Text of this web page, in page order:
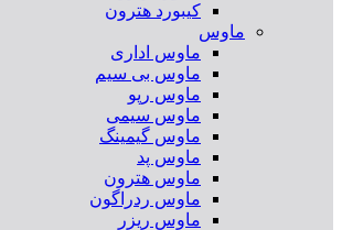
کیبورد هترون
ماوس
ماوس اداری
ماوس بی سیم
ماوس رپو
ماوس سیمی
ماوس گیمینگ
ماوس پد
ماوس هترون
ماوس ردراگون
ماوس ریزر